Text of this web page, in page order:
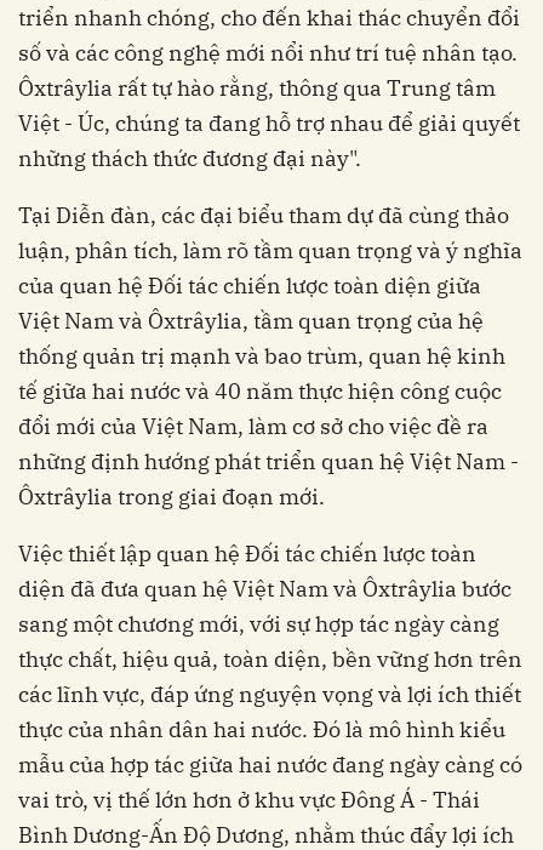
triển nhanh chóng, cho đến khai thác chuyển đổi
số và các công nghệ mới nổi như trí tuệ nhân tạo.
Ôxtrâylia rất tự hào rằng, thông qua Trung tâm
Việt - Úc, chúng ta đang hỗ trợ nhau để giải quyết
những thách thức đương đại này".
Tại Diễn đàn, các đại biểu tham dự đã cùng thảo
luận, phân tích, làm rõ tầm quan trọng và ý nghĩa
của quan hệ Đối tác chiến lược toàn diện giữa
Việt Nam và Ôxtrâylia, tầm quan trọng của hệ
thống quản trị mạnh và bao trùm, quan hệ kinh
tế giữa hai nước và 40 năm thực hiện công cuộc
đổi mới của Việt Nam, làm cơ sở cho việc đề ra
những định hướng phát triển quan hệ Việt Nam -
Ôxtrâylia trong giai đoạn mới.
Việc thiết lập quan hệ Đối tác chiến lược toàn
diện đã đưa quan hệ Việt Nam và Ôxtrâylia bước
sang một chương mới, với sự hợp tác ngày càng
thực chất, hiệu quả, toàn diện, bền vững hơn trên
các lĩnh vực, đáp ứng nguyện vọng và lợi ích thiết
thực của nhân dân hai nước. Đó là mô hình kiểu
mẫu của hợp tác giữa hai nước đang ngày càng có
vai trò, vị thế lớn hơn ở khu vực Đông Á - Thái
Bình Dương-Ấn Độ Dương, nhằm thúc đẩy lợi ích